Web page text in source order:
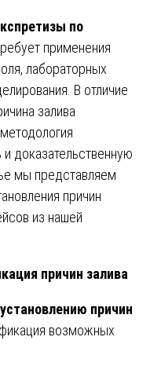
по
применения
лабораторных
В отличие
залива
доказательственную
мы представляем
причин
из нашей
причин залива
причин
возможных